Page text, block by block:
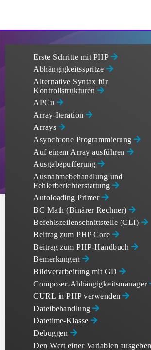
Erste Schritte mit PHP
Abhängigkeitsspritze
Alternative Syntax für
Kontrollstrukturen
APCu
Array-Iteration
Arrays
Asynchrone Programmierung
Auf einem Array ausführen
Ausgabepufferung
Ausnahmebehandlung und
Fehlerberichterstattung
Autoloading Primer
BC Math (Binärer Rechner)
Befehlszeilenschnittstelle (CLI)
Beitrag zum PHP Core
Beitrag zum PHP-Handbuch
Bemerkungen
Bildverarbeitung mit GD
Composer-Abhängigkeitsmanager
CURL in PHP verwenden
Dateibehandlung
Datetime-Klasse
Debuggen
Den Wert einer Variablen ausgeben